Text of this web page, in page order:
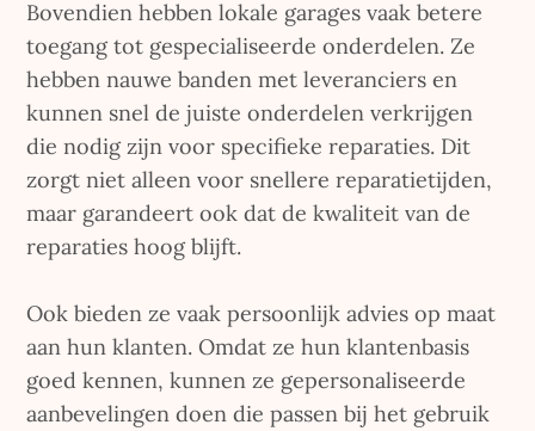
Bovendien hebben lokale garages vaak betere
toegang tot gespecialiseerde onderdelen. Ze
hebben nauwe banden met leveranciers en
kunnen snel de juiste onderdelen verkrijgen
die nodig zijn voor specifieke reparaties. Dit
zorgt niet alleen voor snellere reparatietijden,
maar garandeert ook dat de kwaliteit van de
reparaties hoog blijft.
Ook bieden ze vaak persoonlijk advies op maat
aan hun klanten. Omdat ze hun klantenbasis
goed kennen, kunnen ze gepersonaliseerde
aanbevelingen doen die passen bij het gebruik